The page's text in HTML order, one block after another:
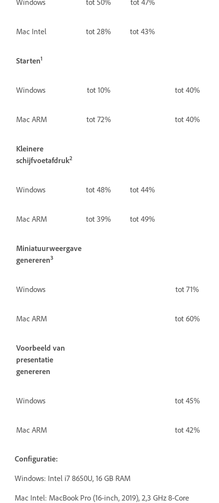
Mac Intel tot 28% tot 43%
Starten1
Windows tot 10% tot 40%
Mac ARM tot 72% tot 40%
Kleinere
schijfvoetafdruk2
Windows tot 48% tot 44%
Mac ARM tot 39% tot 49%
Miniatuurweergave
genereren3
Windows tot 71%
Mac ARM tot 60%
Voorbeeld van
presentatie
genereren
Windows tot 45%
Mac ARM tot 42%
Configuratie:
Windows: Intel i7 8650U, 16 GB RAM
Mac Intel: MacBook Pro (16-inch, 2019), 2,3 GHz 8-Core